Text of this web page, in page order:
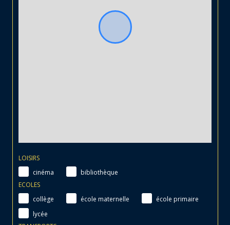
LOISIRS
cinéma
bibliothèque
ECOLES
collège
école maternelle
école primaire
lycée